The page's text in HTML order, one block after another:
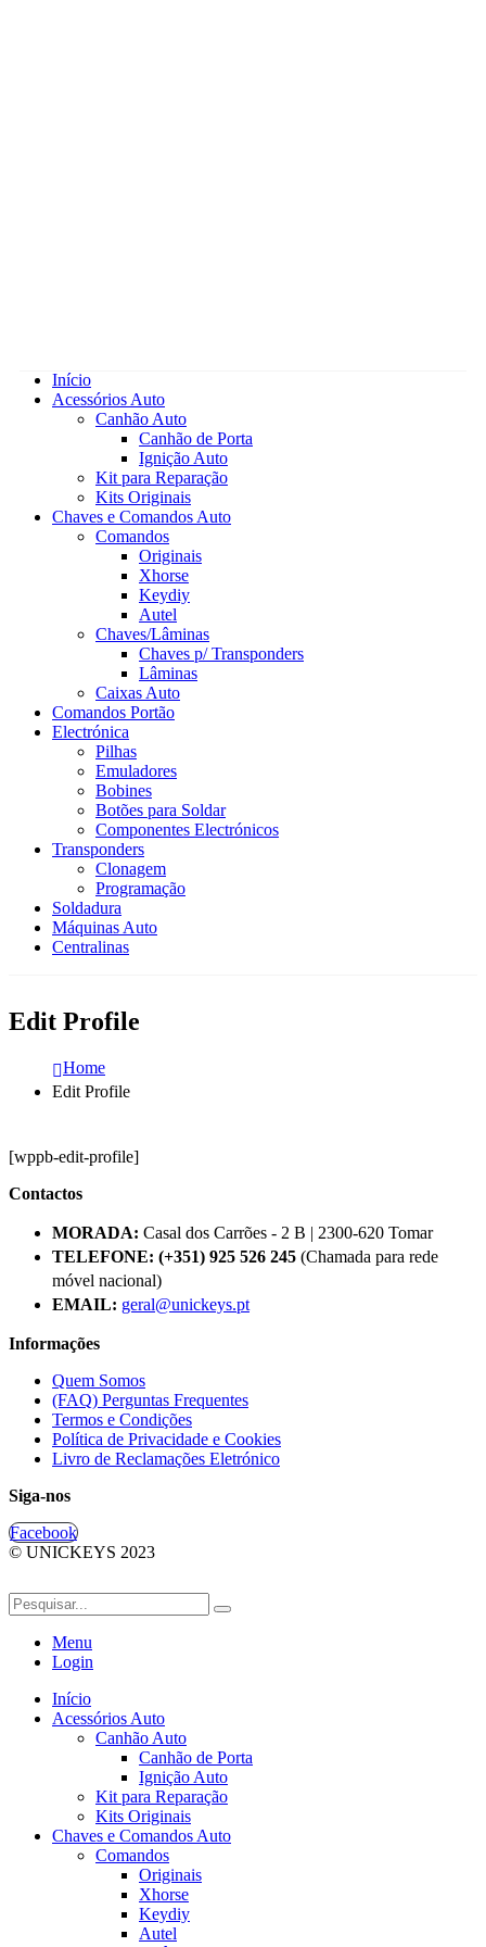
Início
Acessórios Auto
Canhão Auto
Canhão de Porta
Ignição Auto
Kit para Reparação
Kits Originais
Chaves e Comandos Auto
Comandos
Originais
Xhorse
Keydiy
Autel
Chaves/Lâminas
Chaves p/ Transponders
Lâminas
Caixas Auto
Comandos Portão
Electrónica
Pilhas
Emuladores
Bobines
Botões para Soldar
Componentes Electrónicos
Transponders
Clonagem
Programação
Soldadura
Máquinas Auto
Centralinas
Edit Profile
Home
Edit Profile
[wppb-edit-profile]
Contactos
MORADA: Casal dos Carrões - 2 B | 2300-620 Tomar
TELEFONE: (+351) 925 526 245 (Chamada para rede
móvel nacional)
EMAIL: geral@unickeys.pt
Informações
Quem Somos
(FAQ) Perguntas Frequentes
Termos e Condições
Política de Privacidade e Cookies
Livro de Reclamações Eletrónico
Siga-nos
Facebook
© UNICKEYS 2023
Menu
Login
Início
Acessórios Auto
Canhão Auto
Canhão de Porta
Ignição Auto
Kit para Reparação
Kits Originais
Chaves e Comandos Auto
Comandos
Originais
Xhorse
Keydiy
Autel